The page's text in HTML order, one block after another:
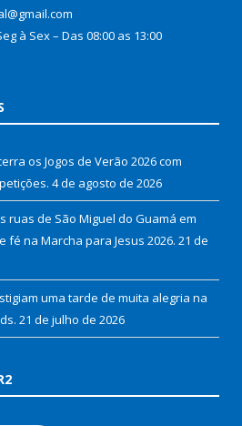
à Sex – Das 08:00 as 13:00
os Jogos de Verão 2026 com
4 de agosto de 2026
ruas de São Miguel do Guamá em
na Marcha para Jesus 2026. 21 de
uma tarde de muita alegria na
21 de julho de 2026